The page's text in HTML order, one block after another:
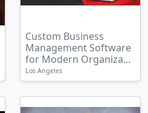
Custom Business
Management Software
for Modern Organiza...
Los Angeles